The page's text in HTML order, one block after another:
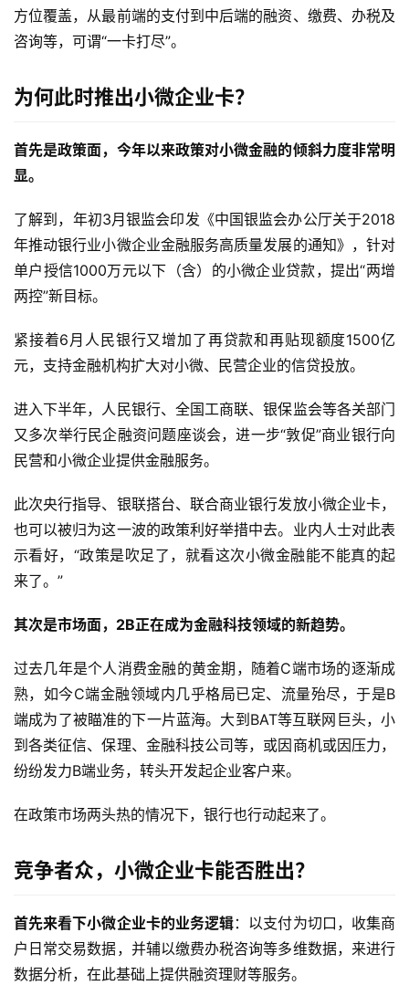
首
页
方位覆盖，从最前端的支付到中后端的融资、缴费、办税及
咨询等，可谓“一卡打尽”。
为何此时推出小微企业卡？
首先是政策面，今年以来政策对小微金融的倾斜力度非常明
显。
了解到，年初3月银监会印发《中国银监会办公厅关于2018
年推动银行业小微企业金融服务高质量发展的通知》，针对
单户授信1000万元以下（含）的小微企业贷款，提出“两增
两控”新目标。
紧接着6月人民银行又增加了再贷款和再贴现额度1500亿
元，支持金融机构扩大对小微、民营企业的信贷投放。
进入下半年，人民银行、全国工商联、银保监会等各关部门
又多次举行民企融资问题座谈会，进一步“敦促”商业银行向
民营和小微企业提供金融服务。
此次央行指导、银联搭台、联合商业银行发放小微企业卡，
也可以被归为这一波的政策利好举措中去。业内人士对此表
示看好，“政策是吹足了，就看这次小微金融能不能真的起
来了。”
其次是市场面，2B正在成为金融科技领域的新趋势。
过去几年是个人消费金融的黄金期，随着C端市场的逐渐成
熟，如今C端金融领域内几乎格局已定、流量殆尽，于是B
端成为了被瞄准的下一片蓝海。大到BAT等互联网巨头，小
到各类征信、保理、金融科技公司等，或因商机或因压力，
纷纷发力B端业务，转头开发起企业客户来。
在政策市场两头热的情况下，银行也行动起来了。
竞争者众，小微企业卡能否胜出？
首先来看下小微企业卡的业务逻辑：以支付为切口，收集商
户日常交易数据，并辅以缴费办税咨询等多维数据，来进行
数据分析，在此基础上提供融资理财等服务。